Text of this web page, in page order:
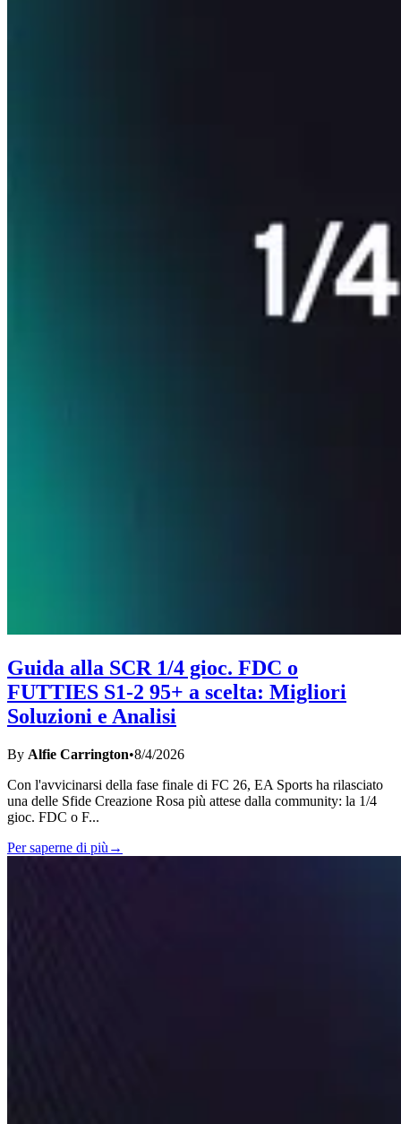
Guida alla SCR 1/4 gioc. FDC o
FUTTIES S1-2 95+ a scelta: Migliori
Soluzioni e Analisi
By Alfie Carrington•8/4/2026
Con l'avvicinarsi della fase finale di FC 26, EA Sports ha rilasciato
una delle Sfide Creazione Rosa più attese dalla community: la 1/4
gioc. FDC o F...
Per saperne di più →